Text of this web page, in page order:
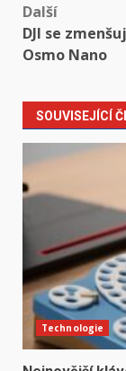
Další
DJI se
Osmo Nano
SOUVISEJÍCÍ
Technologie